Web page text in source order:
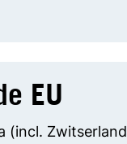
EU
(incl.